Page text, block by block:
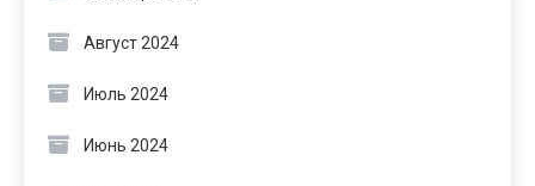
Август 2024
Июль 2024
Июнь 2024